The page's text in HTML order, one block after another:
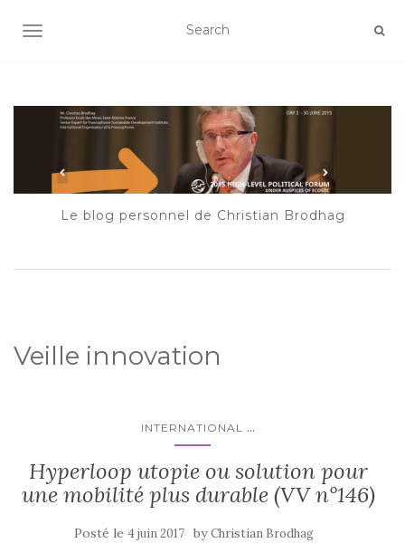
AFFICHER/MASQUER LA NAVIGATION
Le blog personnel de Christian Brodhag
Veille innovation
INTERNATIONAL ...
Hyperloop utopie ou solution pour
une mobilité plus durable (VV n°146)
Posté le 4 juin 2017 byChristian Brodhag